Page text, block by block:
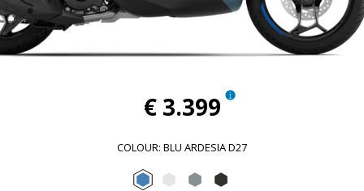
€ 3.399
COLOUR: BLU ARDESIA D27
Blu Ardesia D27
Bianco Luna
Grigio Materia